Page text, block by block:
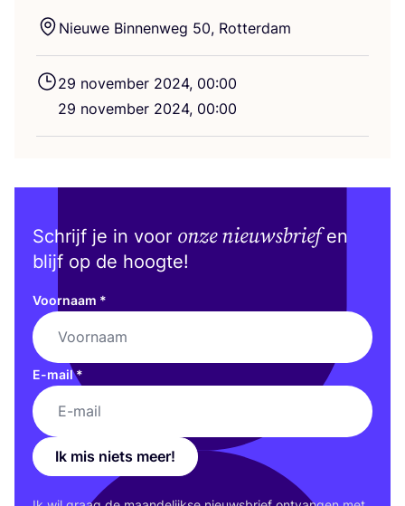
Nieu­we Bin­nen­weg 50, Rotterdam
29 novem­ber 2024, 00:00
29 novem­ber 2024, 00:00
Schrijf je in voor onze nieuwsbriefen
blijf op de hoogte!
Voornaam *
E-mail*
Ik mis niets meer!